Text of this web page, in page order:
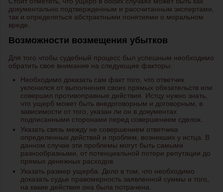
документально подтвержденным и рассчитанным экспертами,
так и определяться абстрактными понятиями о моральном
вреде.
Возможности возмещения убытков
Для того чтобы судебный процесс был успешным необходимо
обратить свое внимание на следующие факторы:
Необходимо доказать сам факт того, что ответчик
уклонился от выполнения своих прямых обязательств или
совершил противоправные действия. Истцу нужно знать,
что ущерб может быть внедоговорным и договорным, в
зависимости от того, указан ли он в документах
подписанными сторонами перед совершением сделок.
Указать связь между не совершением ответчика
определенных действий и проблем, возникших у истца. В
данном случае эти проблемы могут быть самыми
разнообразными, от потенциальной потери репутации до
прямых денежных расходов.
Указать размер ущерба. Дело в том, что необходимо
доказать судье правомерность заявленной суммы и того,
на какие действия она была потрачена.